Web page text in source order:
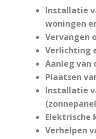
Installatie
woningen
Vervangen
Verlichting
Aanleg
Plaatsen
Installatie
Elektrische
Verhelpen